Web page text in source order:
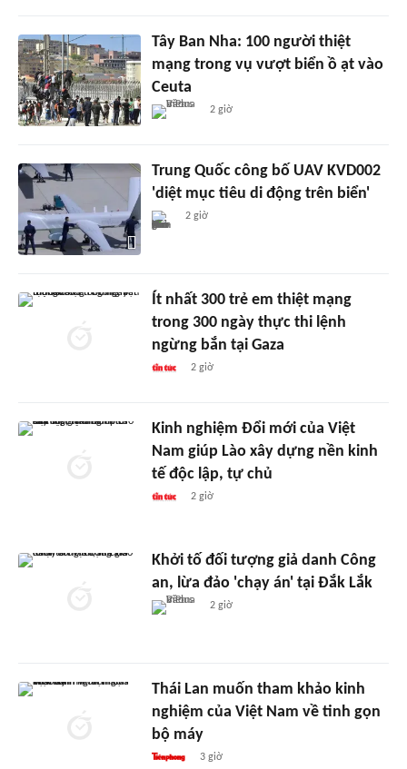
Tây Ban Nha: 100 người thiệt
mạng trong vụ vượt biển ồ ạt vào
Ceuta
2 giờ
Trung Quốc công bố UAV KVD002
'diệt mục tiêu di động trên biển'
2 giờ
Ít nhất 300 trẻ em thiệt mạng
trong 300 ngày thực thi lệnh
ngừng bắn tại Gaza
2 giờ
Kinh nghiệm Đổi mới của Việt
Nam giúp Lào xây dựng nền kinh
tế độc lập, tự chủ
2 giờ
Khởi tố đối tượng giả danh Công
an, lừa đảo 'chạy án' tại Đắk Lắk
2 giờ
Thái Lan muốn tham khảo kinh
nghiệm của Việt Nam về tinh gọn
bộ máy
3 giờ